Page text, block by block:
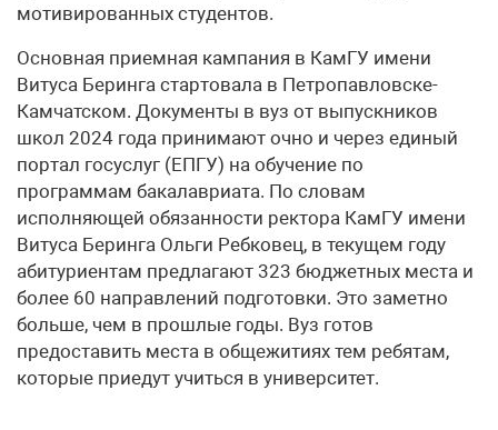
мотивированных студентов.
Основная приемная кампания в КамГУ имени
Витуса Беринга стартовала в Петропавловске-
Камчатском. Документы в вуз от выпускников
школ 2024 года принимают очно и через единый
портал госуслуг (ЕПГУ) на обучение по
программам бакалавриата. По словам
исполняющей обязанности ректора КамГУ имени
Витуса Беринга Ольги Ребковец, в текущем году
абитуриентам предлагают 323 бюджетных места и
более 60 направлений подготовки. Это заметно
больше, чем в прошлые годы. Вуз готов
предоставить места в общежитиях тем ребятам,
которые приедут учиться в университет.